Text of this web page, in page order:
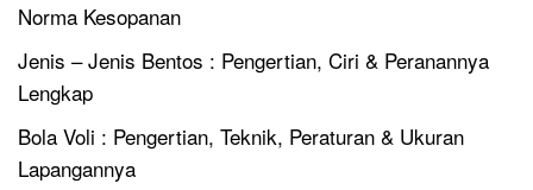
Norma Kesopanan
Jenis – Jenis Bentos : Pengertian, Ciri & Peranannya
Lengkap
Bola Voli : Pengertian, Teknik, Peraturan & Ukuran
Lapangannya